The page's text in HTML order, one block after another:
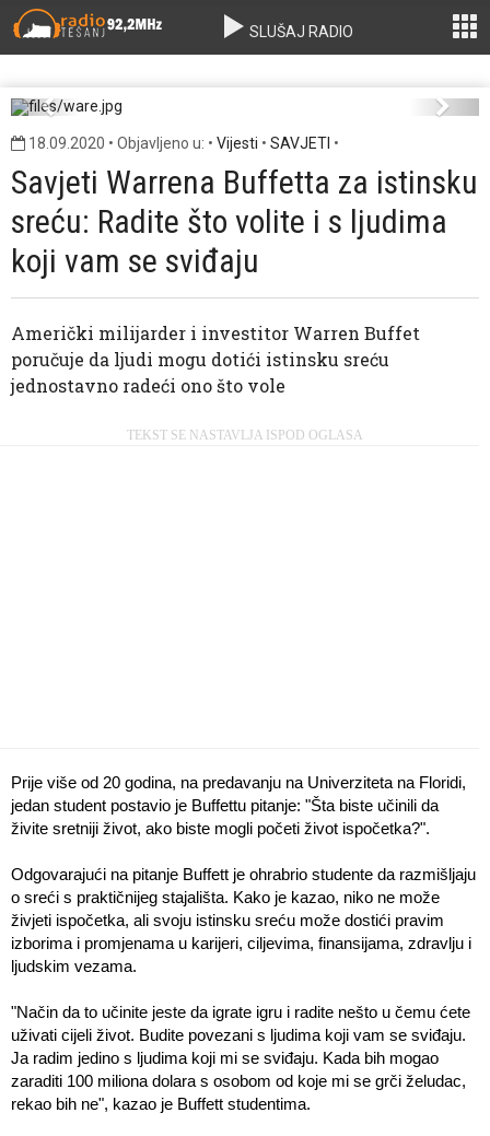
SLUŠAJ RADIO
Previous Next
18.09.2020 • Objavljeno u: • Vijesti • SAVJETI •
Savjeti Warrena Buffetta za istinsku
sreću: Radite što volite i s ljudima
koji vam se sviđaju
Američki milijarder i investitor Warren Buffet
poručuje da ljudi mogu dotići istinsku sreću
jednostavno radeći ono što vole
TEKST SE NASTAVLJA ISPOD OGLASA
Prije više od 20 godina, na predavanju na Univerziteta na Floridi,
jedan student postavio je Buffettu pitanje: "Šta biste učinili da
živite sretniji život, ako biste mogli početi život ispočetka?".
Odgovarajući na pitanje Buffett je ohrabrio studente da razmišljaju
o sreći s praktičnijeg stajališta. Kako je kazao, niko ne može
živjeti ispočetka, ali svoju istinsku sreću može dostići pravim
izborima i promjenama u karijeri, ciljevima, finansijama, zdravlju i
ljudskim vezama.
"Način da to učinite jeste da igrate igru ​​i radite nešto u čemu ćete
uživati cijeli život. Budite povezani s ljudima koji vam se sviđaju.
Ja radim jedino s ljudima koji mi se sviđaju. Kada bih mogao
zaraditi 100 miliona dolara s osobom od koje mi se grči želudac,
rekao bih ne", kazao je Buffett studentima.